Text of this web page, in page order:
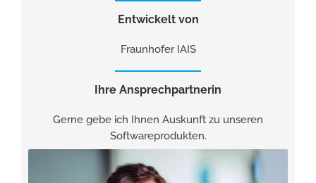
Entwickelt von
Fraunhofer IAIS
Ihre Ansprechpartnerin
Gerne gebe ich Ihnen Auskunft zu unseren
Softwareprodukten.